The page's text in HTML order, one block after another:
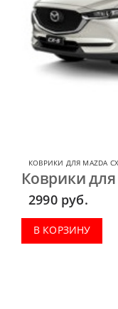
КОВРИКИ ДЛЯ MAZDA
Коврики для
2990 руб.
В КОРЗИНУ